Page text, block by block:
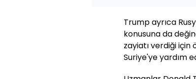
Trump ayrıca
konusuna da
zayiatı verdiği için
Suriye'ye yardım